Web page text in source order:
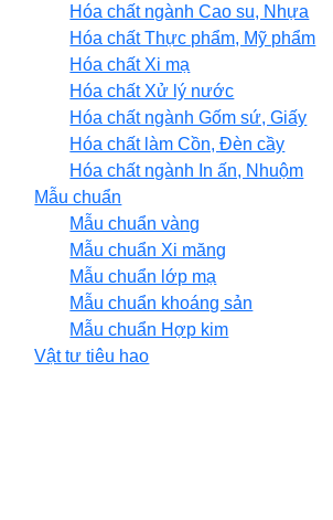
Hóa chất ngành Cao su, Nhựa
Hóa chất Thực phẩm, Mỹ phẩm
Hóa chất Xi mạ
Hóa chất Xử lý nước
Hóa chất ngành Gốm sứ, Giấy
Hóa chất làm Cồn, Đèn cầy
Hóa chất ngành In ấn, Nhuộm
Mẫu chuẩn
Mẫu chuẩn vàng
Mẫu chuẩn Xi măng
Mẫu chuẩn lớp mạ
Mẫu chuẩn khoáng sản
Mẫu chuẩn Hợp kim
Vật tư tiêu hao